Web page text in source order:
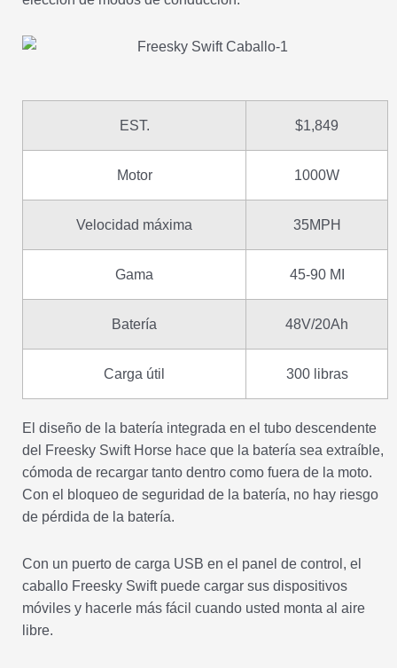
EST. $1,849
Motor 1000W
Velocidad máxima 35MPH
Gama 45-90 MI
Batería 48V/20Ah
Carga útil 300 libras
El diseño de la batería integrada en el tubo descendente
del Freesky Swift Horse hace que la batería sea extraíble,
cómoda de recargar tanto dentro como fuera de la moto.
Con el bloqueo de seguridad de la batería, no hay riesgo
de pérdida de la batería.
Con un puerto de carga USB en el panel de control, el
caballo Freesky Swift puede cargar sus dispositivos
móviles y hacerle más fácil cuando usted monta al aire
libre.